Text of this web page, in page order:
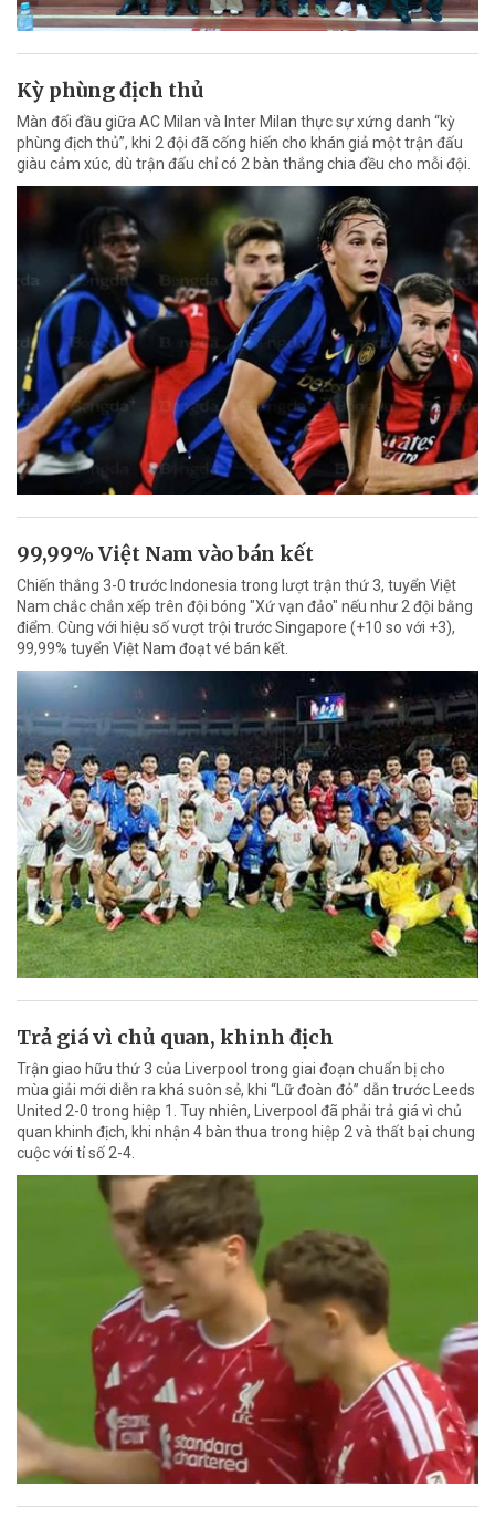
Kỳ phùng địch thủ
Màn đối đầu giữa AC Milan và Inter Milan thực sự xứng danh “kỳ
phùng địch thủ”, khi 2 đội đã cống hiến cho khán giả một trận đấu
giàu cảm xúc, dù trận đấu chỉ có 2 bàn thắng chia đều cho mỗi đội.
99,99% Việt Nam vào bán kết
Chiến thắng 3-0 trước Indonesia trong lượt trận thứ 3, tuyển Việt
Nam chắc chắn xếp trên đội bóng "Xứ vạn đảo" nếu như 2 đội bằng
điểm. Cùng với hiệu số vượt trội trước Singapore (+10 so với +3),
99,99% tuyển Việt Nam đoạt vé bán kết.
Trả giá vì chủ quan, khinh địch
Trận giao hữu thứ 3 của Liverpool trong giai đoạn chuẩn bị cho
mùa giải mới diễn ra khá suôn sẻ, khi “Lữ đoàn đỏ” dẫn trước Leeds
United 2-0 trong hiệp 1. Tuy nhiên, Liverpool đã phải trả giá vì chủ
quan khinh địch, khi nhận 4 bàn thua trong hiệp 2 và thất bại chung
cuộc với tỉ số 2-4.